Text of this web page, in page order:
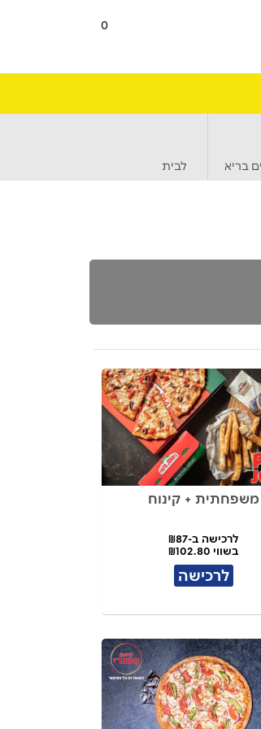
0
בריא לבית
משפחתית + קינוח
לרכישה ב-₪87
בשווי ₪102.80
לרכישה